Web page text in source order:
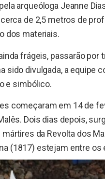
arqueóloga Jeanne
de 2,5 metros de
dos materiais.
frágeis, passarão
sido divulgada, a equipe
e simbólico.
começaram em 14 de
Dois dias depois,
da Revolta dos
(1817) estejam entre os